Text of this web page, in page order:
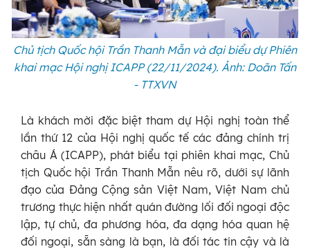
Chủ tịch Quốc hội Trần Thanh Mẫn và đại biểu dự Phiên
khai mạc Hội nghị ICAPP (22/11/2024). Ảnh: Doãn Tấn
- TTXVN
Là khách mời đặc biệt tham dự Hội nghị toàn thể
lần thứ 12 của Hội nghị quốc tế các đảng chính trị
châu Á (ICAPP), phát biểu tại phiên khai mạc, Chủ
tịch Quốc hội Trần Thanh Mẫn nêu rõ, dưới sự lãnh
đạo của Đảng Cộng sản Việt Nam, Việt Nam chủ
trương thực hiện nhất quán đường lối đối ngoại độc
lập, tự chủ, đa phương hóa, đa dạng hóa quan hệ
đối ngoại, sẵn sàng là bạn, là đối tác tin cậy và là